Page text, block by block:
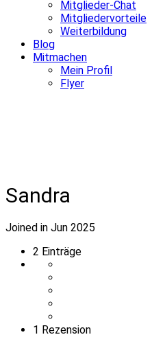
Mitglieder-Chat
Mitgliedervorteile
Weiterbildung
Blog
Mitmachen
Mein Profil
Flyer
Sandra
Joined in Jun 2025
2 Einträge
1 Rezension